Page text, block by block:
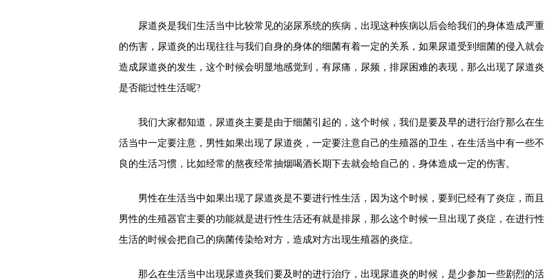
尿道炎是我们生活当中比较常见的泌尿系统的疾病，出现这种疾病以后会给我们的身体造成严重
的伤害，尿道炎的出现往往与我们自身的身体的细菌有着一定的关系，如果尿道受到细菌的侵入就会
造成尿道炎的发生，这个时候会明显地感觉到，有尿痛，尿频，排尿困难的表现，那么出现了尿道炎
是否能过性生活呢?
我们大家都知道，尿道炎主要是由于细菌引起的，这个时候，我们是要及早的进行治疗那么在生
活当中一定要注意，男性如果出现了尿道炎，一定要注意自己的生殖器的卫生，在生活当中有一些不
良的生活习惯，比如经常的熬夜经常抽烟喝酒长期下去就会给自己的，身体造成一定的伤害。
男性在生活当中如果出现了尿道炎是不要进行性生活，因为这个时候，要到已经有了炎症，而且
男性的生殖器官主要的功能就是进行性生活还有就是排尿，那么这个时候一旦出现了炎症，在进行性
生活的时候会把自己的病菌传染给对方，造成对方出现生殖器的炎症。
那么在生活当中出现尿道炎我们要及时的进行治疗，出现尿道炎的时候，是少参加一些剧烈的活